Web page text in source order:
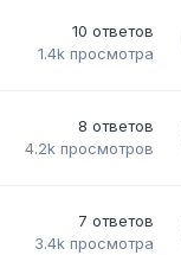
10 ответов
1.4k просмотра
8 ответов
4.2k просмотров
7 ответов
3.4k просмотра